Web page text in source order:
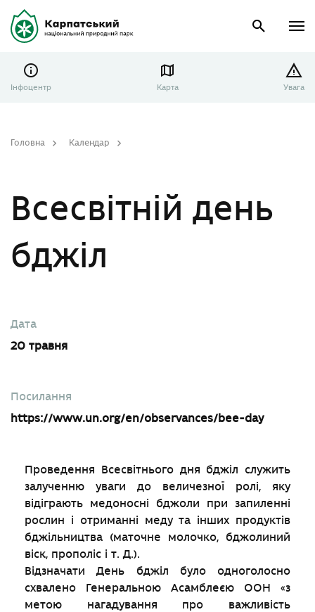
Інфоцентр Карта Увага
Головна Календар
Всесвітній день
бджіл
Дата
20 травня
Посилання
https://www.un.org/en/observances/bee-day
Проведення Всесвітнього дня бджіл служить
залученню уваги до величезної ролі, яку
відіграють медоносні бджоли при запиленні
рослин і отриманні меду та інших продуктів
бджільництва (маточне молочко, бджолиний
віск, прополіс і т. Д.).
Відзначати День бджіл було одноголосно
схвалено Генеральною Асамблеєю ООН «з
метою нагадування про важливість